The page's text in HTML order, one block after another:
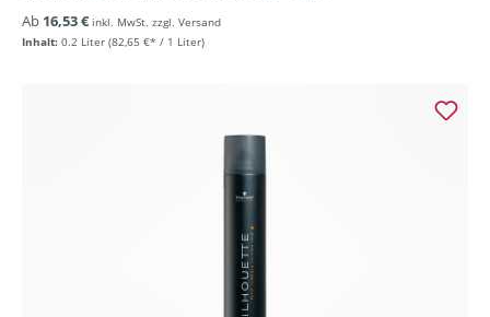
Inhalt: 0.2 Liter (82,65 €* / 1 Liter)
Ab 16,53 € inkl. MwSt. zzgl. Versand